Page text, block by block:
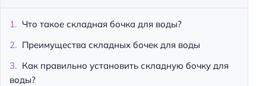
Что такое складная бочка для воды?
Преимущества складных бочек для воды
Как правильно установить складную бочку для
воды?